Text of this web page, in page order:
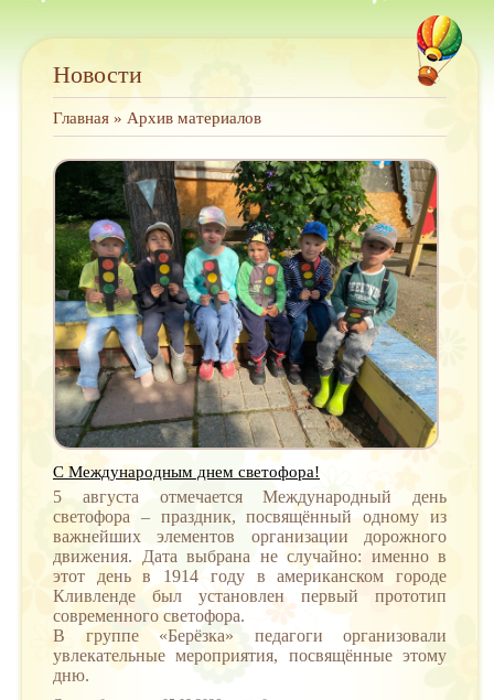
Новости
Главная » Архив материалов
С Международным днем светофора!
5 августа отмечается Международный день
светофора – праздник, посвящённый одному из
важнейших элементов организации дорожного
движения. Дата выбрана не случайно: именно в
этот день в 1914 году в американском городе
Кливленде был установлен первый прототип
современного светофора.
В группе «Берёзка» педагоги организовали
увлекательные мероприятия, посвящённые этому
дню.